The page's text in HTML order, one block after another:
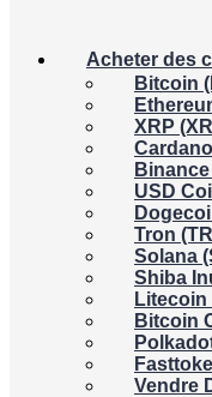
Acheter des
Bitcoin
XRP
USD
Tron
Solana
Shiba
Litecoin
Bitcoin
Vendre